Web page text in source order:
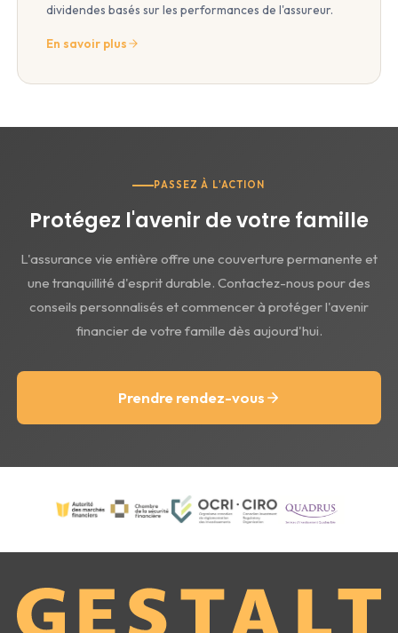
dividendes basés sur les performances de l'assureur.
En savoir plus
PASSEZ À L'ACTION
Protégez l'avenir de votre famille
L'assurance vie entière offre une couverture permanente et
une tranquillité d'esprit durable. Contactez-nous pour des
conseils personnalisés et commencer à protéger l'avenir
financier de votre famille dès aujourd'hui.
Prendre rendez-vous